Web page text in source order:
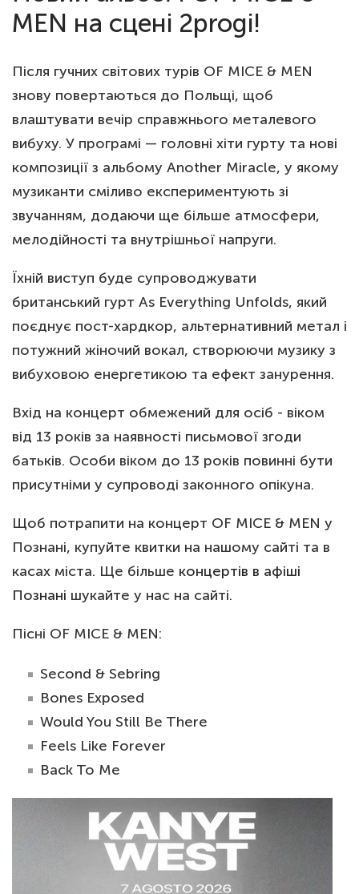
MEN на сцені 2progi!
Після гучних світових турів OF MICE & MEN
знову повертаються до Польщі, щоб
влаштувати вечір справжнього металевого
вибуху. У програмі — головні хіти гурту та нові
композиції з альбому Another Miracle, у якому
музиканти сміливо експериментують зі
звучанням, додаючи ще більше атмосфери,
мелодійності та внутрішньої напруги.
Їхній виступ будe супроводжувати
британський гурт As Everything Unfolds, який
поєднує пост-хардкор, альтернативний метал і
потужний жіночий вокал, створюючи музику з
вибуховою енергетикою та ефект занурення.
Вхід на концерт обмежений для осіб - віком
від 13 років за наявності письмової згоди
батьків. Особи віком до 13 років повинні бути
присутніми у супроводі законного опікуна.
Щоб потрапити на концерт OF MICE & MEN у
Познані, купуйте квитки на нашому сайті та в
касах міста. Ще більше концертів в афіші
Познані шукайте у нас на сайті.
Пісні OF MICE & MEN:
Second & Sebring
Bones Exposed
Would You Still Be There
Feels Like Forever
Back To Me